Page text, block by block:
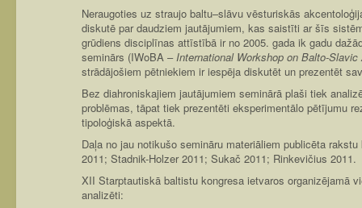
Neraugoties uz straujo baltu­–slāvu vēsturiskās
diskutē par daudziem jautājumiem, kas saistīti ar šīs
grūdiens disciplīnas attīstībā ir no 2005. gada ik gadu
seminārs (IWoBA –International Workshop on Balto-
strādājošiem pētniekiem ir iespēja diskutēt un prezentēt
Bez diahroniskajiem jautājumiem seminārā plaši tiek
problēmas, tāpat tiek prezentēti eksperimentālo pētījumu
tipoloģiskā aspektā.
Daļa no jau notikušo semināru materiāliem publicēta
2011; Stadnik-Holzer 2011; Sukač 2011; Rinkevičius 2011.
XII Starptautiskā baltistu kongresa ietvaros organizējamā
analizēti: